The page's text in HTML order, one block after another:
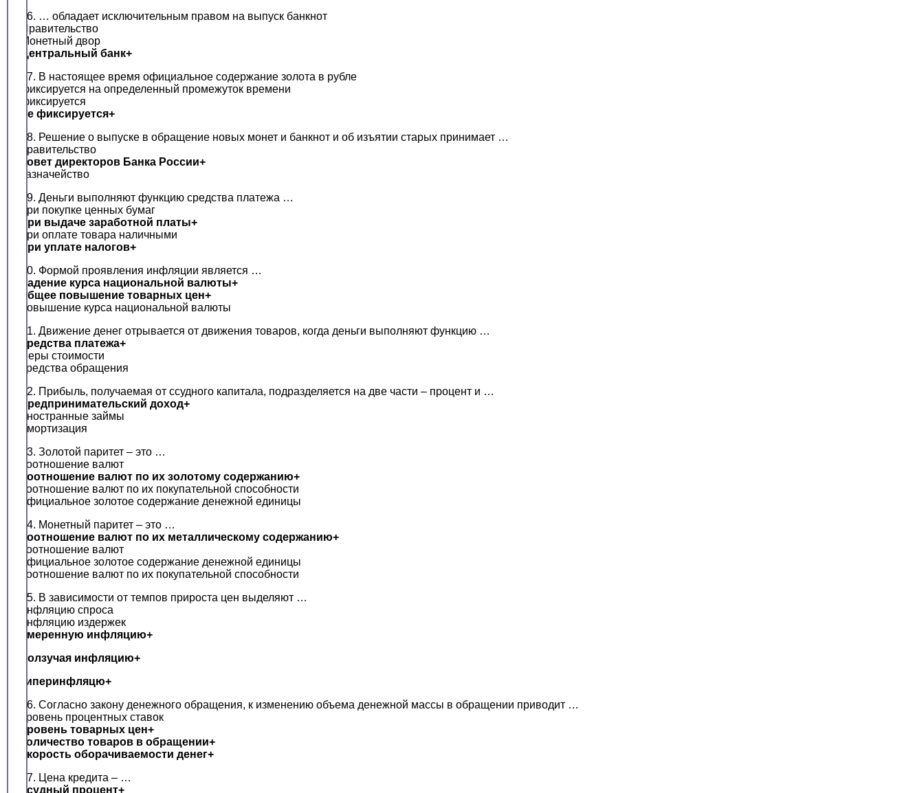
16. … обладает исключительным правом на выпуск банкнот
Правительство
Монетный двор
Центральный банк+
17. В настоящее время официальное содержание золота в рубле
фиксируется на определенный промежуток времени
фиксируется
не фиксируется+
18. Решение о выпуске в обращение новых монет и банкнот и об изъятии старых принимает …
правительство
совет директоров Банка России+
казначейство
19. Деньги выполняют функцию средства платежа …
при покупке ценных бумаг
при выдаче заработной платы+
при оплате товара наличными
при уплате налогов+
20. Формой проявления инфляции является …
падение курса национальной валюты+
общее повышение товарных цен+
повышение курса национальной валюты
21. Движение денег отрывается от движения товаров, когда деньги выполняют функцию …
средства платежа+
меры стоимости
средства обращения
22. Прибыль, получаемая от ссудного капитала, подразделяется на две части – процент и …
предпринимательский доход+
иностранные займы
амортизация
23. Золотой паритет – это …
соотношение валют
соотношение валют по их золотому содержанию+
соотношение валют по их покупательной способности
официальное золотое содержание денежной единицы
24. Монетный паритет – это …
соотношение валют по их металлическому содержанию+
соотношение валют
официальное золотое содержание денежной единицы
соотношение валют по их покупательной способности
25. В зависимости от темпов прироста цен выделяют …
инфляцию спроса
инфляцию издержек
умеренную инфляцию+
ползучая инфляцию+
гиперинфляцю+
26. Согласно закону денежного обращения, к изменению объема денежной массы в обращении приводит …
уровень процентных ставок
уровень товарных цен+
количество товаров в обращении+
скорость оборачиваемости денег+
27. Цена кредита – …
ссудный процент+